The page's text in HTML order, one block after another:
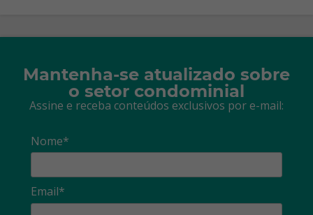
Mantenha-se atualizado sobre
o setor condominial
Assine e receba conteúdos exclusivos por e-mail:
Nome*
Email*